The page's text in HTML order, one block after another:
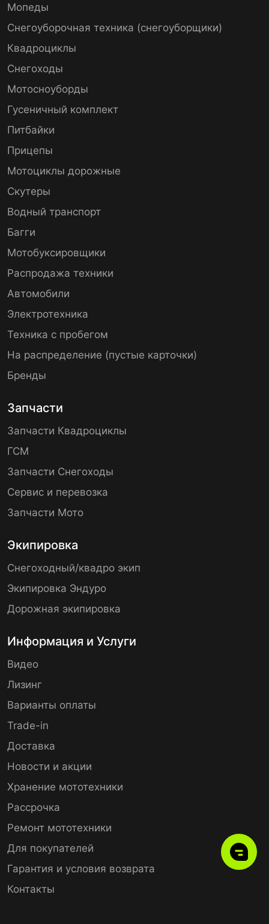
Мопеды
Снегоуборочная техника (снегоуборщики)
Квадроциклы
Снегоходы
Мотосноуборды
Гусеничный комплект
Питбайки
Прицепы
Мотоциклы дорожные
Скутеры
Водный транспорт
Багги
Мотобуксировщики
Распродажа техники
Автомобили
Электротехника
Техника с пробегом
На распределение (пустые карточки)
Бренды
Запчасти
Запчасти Квадроциклы
ГСМ
Запчасти Снегоходы
Сервис и перевозка
Запчасти Мото
Экипировка
Снегоходный/квадро экип
Экипировка Эндуро
Дорожная экипировка
Информация и Услуги
Видео
Лизинг
Варианты оплаты
Trade-in
Доставка
Новости и акции
Хранение мототехники
Рассрочка
Ремонт мототехники
Для покупателей
Гарантия и условия возврата
Контакты